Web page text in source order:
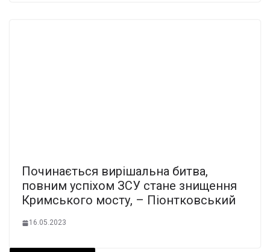
Починається вирішальна битва,
повним успіхом ЗСУ стане знищення
Кримського мосту, – Піонтковський
16.05.2023